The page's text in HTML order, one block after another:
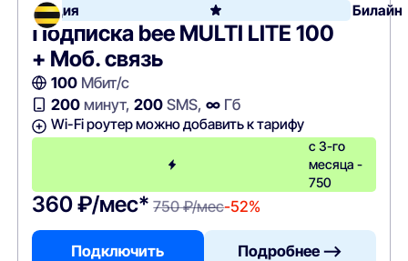
Акция Билайн
Подписка bee MULTI LITE 100
+ Моб. связь
100Мбит/с
200минут, 200SMS, ∞Гб
Wi-Fi роутер можно добавить к тарифу
с 3-го
месяца -
750
360 ₽/мес* 750 ₽/мес-52%
Подключить Подробнее —>